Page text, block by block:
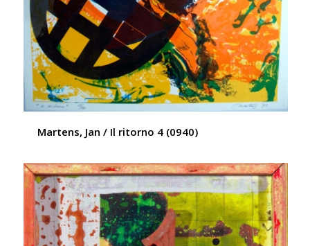
Martens, Jan / Il ritorno 4 (0940)